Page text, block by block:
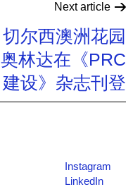
Next article
切尔西澳洲花园
奥林达在《PRC
建设》杂志刊登
Instagram
LinkedIn